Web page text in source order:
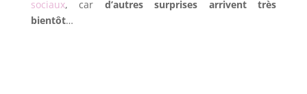
sociaux, car d’autres surprises arrivent très
bientôt…